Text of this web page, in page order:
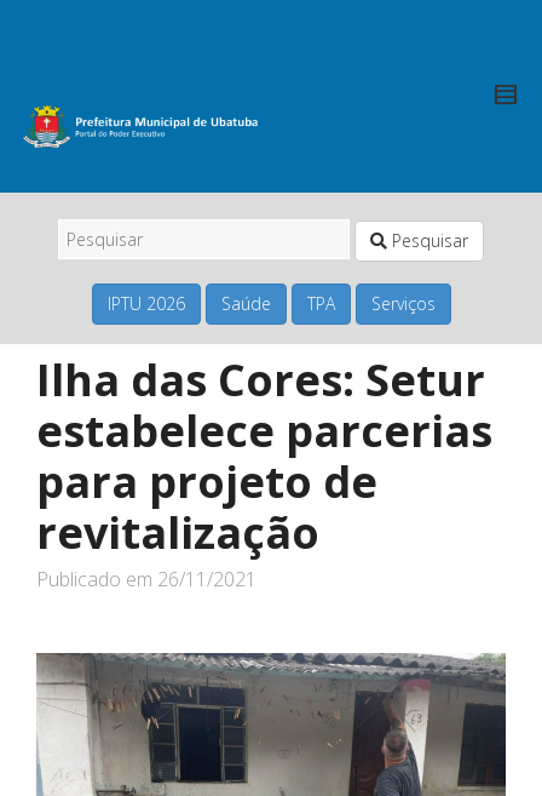
Pesquisar
IPTU 2026 Saúde TPA Serviços
Ilha das Cores: Setur
estabelece parcerias
para projeto de
revitalização
Publicado em 26/11/2021